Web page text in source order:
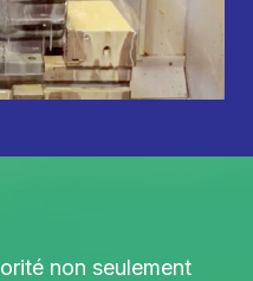
non seulement